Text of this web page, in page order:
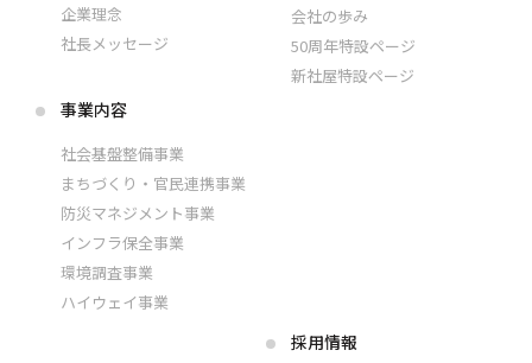
企業理念
社長メッセージ
会社の歩み
50周年特設ページ
新社屋特設ページ
事業内容
社会基盤整備事業
まちづくり・官民連携事業
防災マネジメント事業
インフラ保全事業
環境調査事業
ハイウェイ事業
採用情報